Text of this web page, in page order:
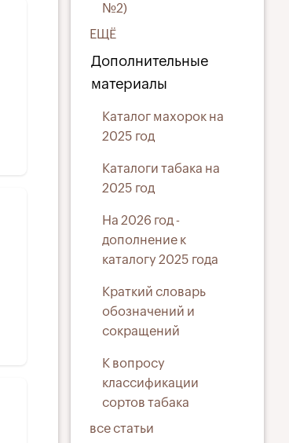
№2)
ЕЩЁ
Дополнительные
материалы
Каталог махорок на
2025 год
Каталоги табака на
2025 год
На 2026 год -
дополнение к
каталогу 2025 года
Краткий словарь
обозначений и
сокращений
К вопросу
классификации
сортов табака
все статьи